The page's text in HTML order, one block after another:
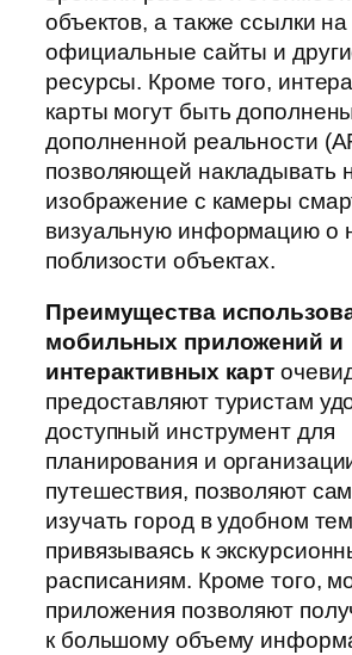
объектов, а также ссылки на
официальные сайты и
ресурсы. Кроме того,
карты могут быть
дополненной реальности
позволяющей накладывать
изображение с камеры
визуальную информацию о
поблизости объектах.
Преимущества
мобильных приложений и
интерактивных карт
предоставляют туристам
доступный инструмент для
планирования и
путешествия, позволяют
изучать город в удобном
привязываясь к
расписаниям. Кроме того,
приложения позволяют
к большому объему